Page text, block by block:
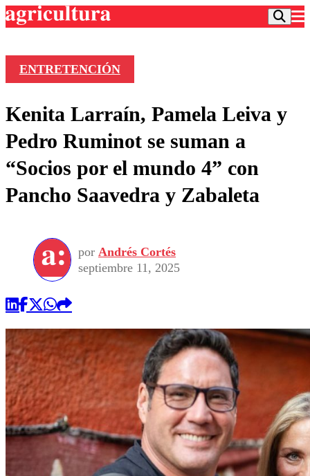
Frecuencias
Agricultura TV
Deportes
Colo Colo
Motor
Torneo Internacional
Torneo Nacional
Entretención
Noticias
Internacional
Nacional
Vida Social
Programas
Comercial
ENTRETENCIÓN
Kenita Larraín, Pamela Leiva y
Pedro Ruminot se suman a
“Socios por el mundo 4” con
Pancho Saavedra y Zabaleta
por Andrés Cortés
septiembre 11, 2025